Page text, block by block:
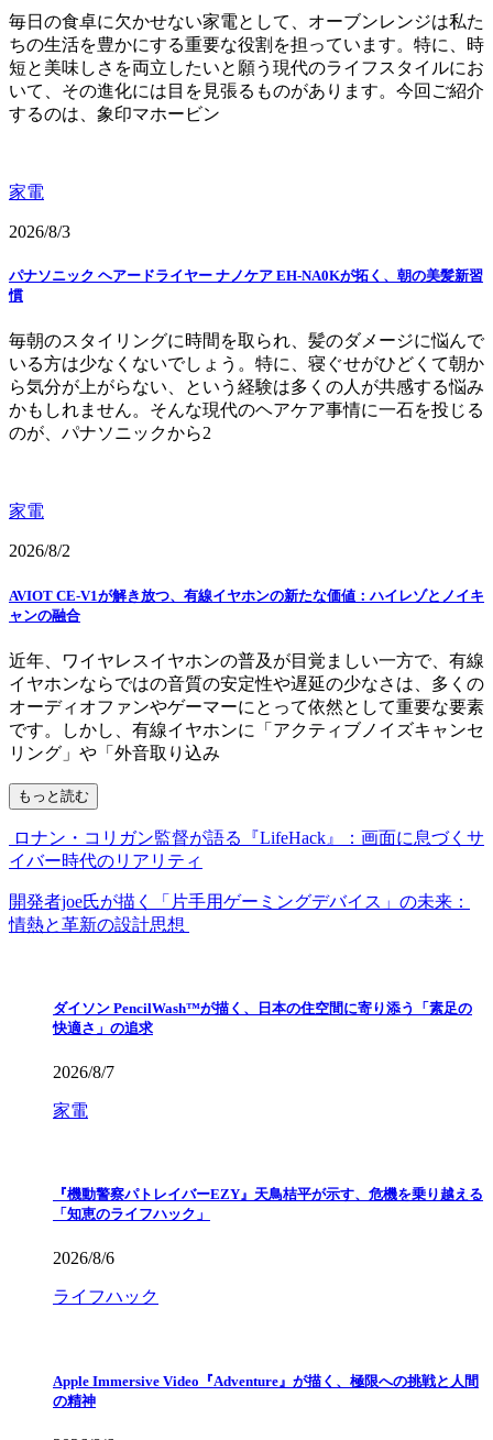
毎日の食卓に欠かせない家電として、オーブンレンジは私た
ちの生活を豊かにする重要な役割を担っています。特に、時
短と美味しさを両立したいと願う現代のライフスタイルにお
いて、その進化には目を見張るものがあります。今回ご紹介
するのは、象印マホービン
家電
2026/8/3
パナソニック ヘアードライヤー ナノケア EH-NA0Kが拓く、朝の美髪新習
慣
毎朝のスタイリングに時間を取られ、髪のダメージに悩んで
いる方は少なくないでしょう。特に、寝ぐせがひどくて朝か
ら気分が上がらない、という経験は多くの人が共感する悩み
かもしれません。そんな現代のヘアケア事情に一石を投じる
のが、パナソニックから2
家電
2026/8/2
AVIOT CE-V1が解き放つ、有線イヤホンの新たな価値：ハイレゾとノイキ
ャンの融合
近年、ワイヤレスイヤホンの普及が目覚ましい一方で、有線
イヤホンならではの音質の安定性や遅延の少なさは、多くの
オーディオファンやゲーマーにとって依然として重要な要素
です。しかし、有線イヤホンに「アクティブノイズキャンセ
リング」や「外音取り込み
もっと読む
ロナン・コリガン監督が語る『LifeHack』：画面に息づくサ
イバー時代のリアリティ
開発者joe氏が描く「片手用ゲーミングデバイス」の未来：
情熱と革新の設計思想
ダイソン PencilWash™が描く、日本の住空間に寄り添う「素足の
快適さ」の追求
2026/8/7
家電
『機動警察パトレイバーEZY』天鳥桔平が示す、危機を乗り越える
「知恵のライフハック」
2026/8/6
ライフハック
Apple Immersive Video『Adventure』が描く、極限への挑戦と人間
の精神